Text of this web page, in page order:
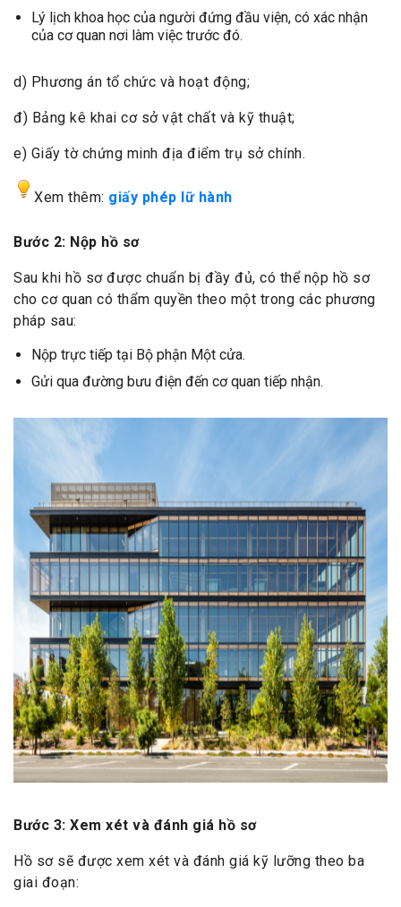
Lý lịch khoa học của người đứng đầu viện, có xác nhận
của cơ quan nơi làm việc trước đó.
d) Phương án tổ chức và hoạt động;
đ) Bảng kê khai cơ sở vật chất và kỹ thuật;
e) Giấy tờ chứng minh địa điểm trụ sở chính.
Xem thêm: giấy phép lữ hành
Bước 2: Nộp hồ sơ
Sau khi hồ sơ được chuẩn bị đầy đủ, có thể nộp hồ sơ
cho cơ quan có thẩm quyền theo một trong các phương
pháp sau:
Nộp trực tiếp tại Bộ phận Một cửa.
Gửi qua đường bưu điện đến cơ quan tiếp nhận.
Bước 3: Xem xét và đánh giá hồ sơ
Hồ sơ sẽ được xem xét và đánh giá kỹ lưỡng theo ba
giai đoạn: